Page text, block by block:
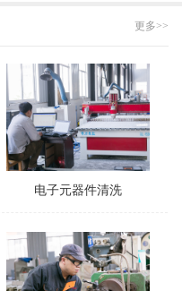
更多>>
电子元器件清洗